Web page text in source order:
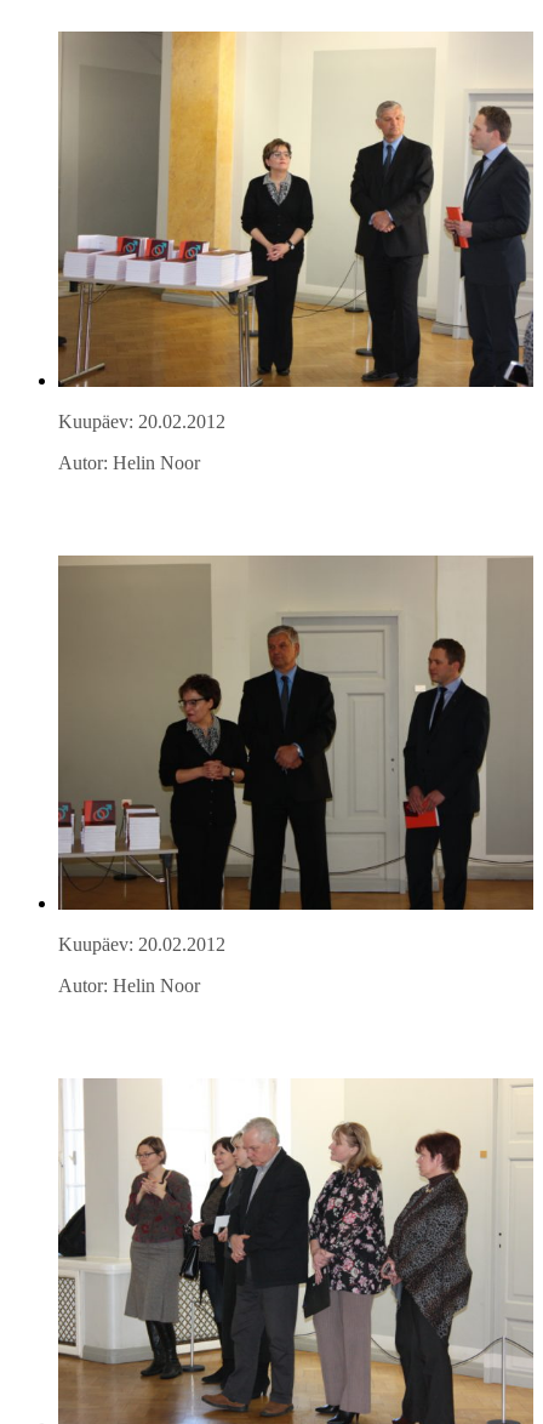
Kuupäev: 20.02.2012
Autor: Helin Noor
Kuupäev: 20.02.2012
Autor: Helin Noor